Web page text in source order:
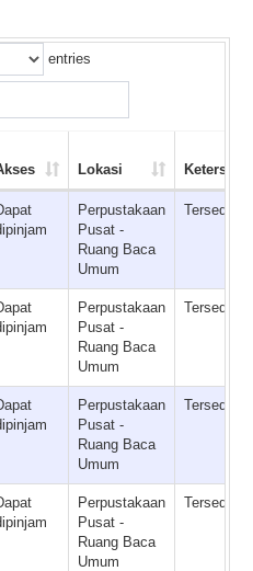
entries
Lokasi
Perpustakaan
Pusat -
Ruang Baca
Umum
Tersedia
Perpustakaan
Pusat -
Ruang Baca
Umum
Tersedia
Perpustakaan
Pusat -
Ruang Baca
Umum
Tersedia
Perpustakaan
Pusat -
Ruang Baca
Umum
Tersedia